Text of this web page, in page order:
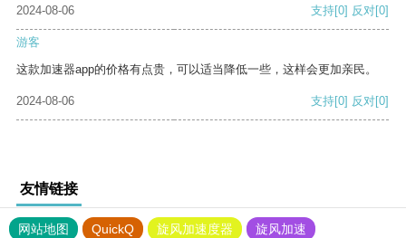
2024-08-06
支持[0] 反对[0]
游客
这款加速器app的价格有点贵，可以适当降低一些，这样会更加亲民。
2024-08-06 支持[0] 反对[0]
友情链接
网站地图 QuickQ 旋风加速度器
旋风加速